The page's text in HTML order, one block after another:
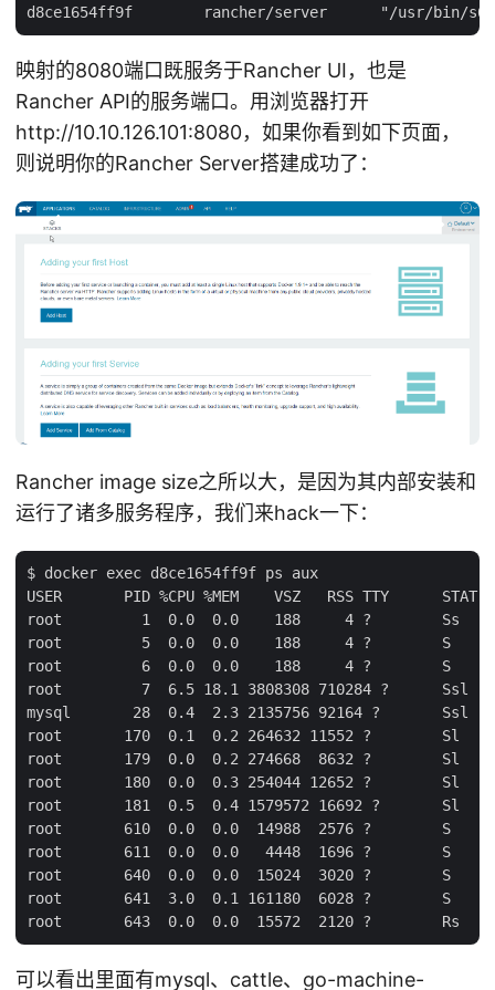
映射的8080端口既服务于Rancher UI，也是
Rancher API的服务端口。用浏览器打开
http://10.10.126.101:8080，如果你看到如下页面，
则说明你的Rancher Server搭建成功了：
Rancher image size之所以大，是因为其内部安装和
运行了诸多服务程序，我们来hack一下：
$ docker exec d8ce1654ff9f ps aux
USER       PID %CPU %MEM    VSZ   RSS TTY      STAT
root         1  0.0  0.0    188     4 ?        Ss
root         5  0.0  0.0    188     4 ?        S
root         6  0.0  0.0    188     4 ?        S
root         7  6.5 18.1 3808308 710284 ?      Ssl  03:50
mysql       28  0.4  2.3 2135756 92164 ?       Ssl
root       170  0.1  0.2 264632 11552 ?        Sl
root       179  0.0  0.2 274668  8632 ?        Sl
root       180  0.0  0.3 254044 12652 ?        Sl
root       181  0.5  0.4 1579572 16692 ?       Sl
root       610  0.0  0.0  14988  2576 ?        S
root       611  0.0  0.0   4448  1696 ?        S
root       640  0.0  0.0  15024  3020 ?        S
root       641  3.0  0.1 161180  6028 ?        S
可以看出里面有mysql、cattle、go-machine-